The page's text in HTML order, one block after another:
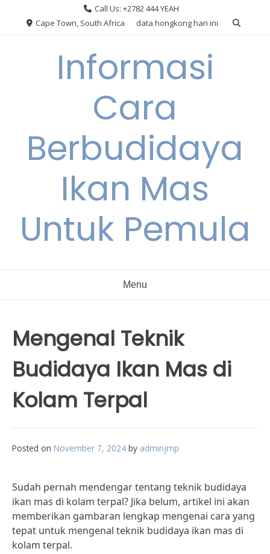
Call Us: +2782 444 YEAH
Cape Town, South Africa
data hongkong hari ini
Informasi
Cara
Berbudidaya
Ikan Mas
Untuk Pemula
Menu
Mengenal Teknik
Budidaya Ikan Mas di
Kolam Terpal
Posted on November 7, 2024 by adminjmp
Sudah pernah mendengar tentang teknik budidaya
ikan mas di kolam terpal? Jika belum, artikel ini akan
memberikan gambaran lengkap mengenai cara yang
tepat untuk mengenal teknik budidaya ikan mas di
kolam terpal.